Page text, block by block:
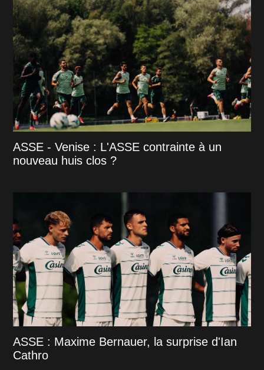
ASSE - Venise : L'ASSE contrainte à un
nouveau huis clos ?
ASSE : Maxime Bernauer, la surprise d'Ian
Cathro